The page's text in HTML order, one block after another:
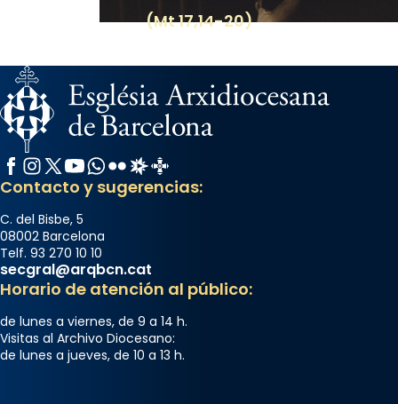
(Mt 17,14-20)
Facebook
Instagram
X / Twitter
YouTube
WhatsApp
FlickrRadio Estel
Catalunya Cristiana
Contacto y sugerencias:
C. del Bisbe, 5
08002 Barcelona
Telf. 93 270 10 10
secgral@arqbcn.cat
Horario de atención al público:
de lunes a viernes, de 9 a 14 h.
Visitas al Archivo Diocesano:
de lunes a jueves, de 10 a 13 h.